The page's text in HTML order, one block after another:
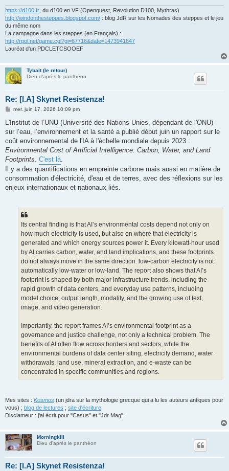
https://d100.fr , du d100 en VF (Openquest, Revolution D100, Mythras)
http://windonthesteppes.blogspot.com/ : blog JdR sur les Nomades des steppes et le jeu
du même nom
La campagne dans les steppes (en Français) :
http://rpol.net/game.cgi?gi=67716&date=1473941647
Lauréat d'un PDCLETCSOOEF
Tybalt (le retour)
Dieu d'après le panthéon
Re: [I.A] Skynet Resistenza!
M
s
a
g
mer. juin 17, 2026 10:09 pm
L'Institut de l’UNU (Université des Nations Unies, dépendant de l'ONU)
sur l’eau, l’environnement et la santé a publié début juin un rapport sur le
coût environnemental de l'IA à l'échelle mondiale depuis 2023 :
Environmental Cost of Artificial Intelligence: Carbon, Water, and Land
Footprints C'est là
Il y a des quantifications en empreinte carbone mais aussi en matière de
consommation d'électricité, d'eau et de terres, avec des réflexions sur les
enjeux internationaux et nationaux liés.
Its central finding is that AI’s environmental costs depend not only on
how much electricity is used, but also on where that electricity is
generated and which energy sources power it. Every kilowatt-hour used
by AI carries carbon, water, and land implications, and these footprints
do not always move in the same direction: low-carbon electricity is not
automatically low-water or low-land. The report also shows that AI’s
footprint is shaped by both major infrastructure trends, including the
rapid growth of data centers, and everyday use patterns, including
model choice, output length, modality, and the growing use of text,
image, and video generation.
Importantly, the report frames AI’s environmental footprint as a
governance and justice challenge, not only a technical problem. The
benefits of AI often flow across borders and sectors, while the
environmental burdens of data center siting, electricity demand, water
withdrawals, land use, mineral extraction, and e-waste can be
concentrated in specific communities and regions.
Mes sites : Kosmos (un jdra sur la mythologie grecque qui a lu les auteurs antiques pour
vous) ; blog de lectures ; site d'écriture
Disclameur : j'ai écrit pour "Casus" et "Jdr Mag".
Morningkill
Dieu d'après le panthéon
Re: [I.A] Skynet Resistenza!